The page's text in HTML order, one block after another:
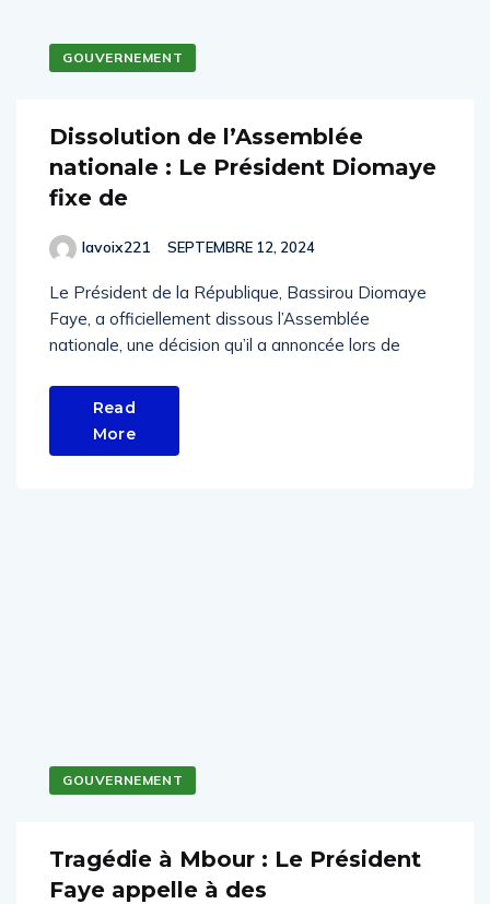
GOUVERNEMENT
Dissolution de l’Assemblée
nationale : Le Président Diomaye
fixe de
lavoix221 SEPTEMBRE 12, 2024
Le Président de la République, Bassirou Diomaye
Faye, a officiellement dissous l’Assemblée
nationale, une décision qu’il a annoncée lors de
Read
More
GOUVERNEMENT
Tragédie à Mbour : Le Président
Faye appelle à des